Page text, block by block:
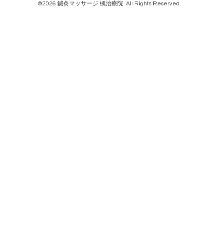
©2026 鍼灸マッサージ 楓治療院. All Rights Reserved.